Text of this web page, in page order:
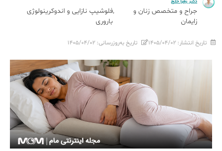
جراح و متخصص زنان و
زایمان
فلوشیپ نازایی و اندوکرینولوژی
باروری
تاریخ انتشار: ۱۴۰۵/۰۴/۰۲ تاریخ به‌روزرسانی: ۱۴۰۵/۰۴/۰۲